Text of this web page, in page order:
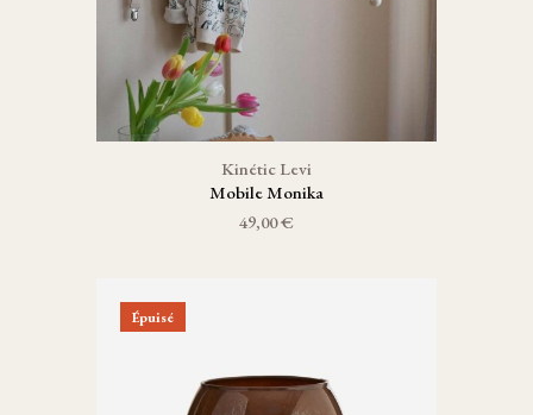
Kinétic Levi
Mobile Monika
49,00 €
Épuisé